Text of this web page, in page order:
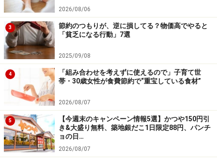
外食は、全くしない方がよいですが、我慢しすぎはスト
レスが溜まってしまいます。1カ月あたりの予算を3000
～5000円にするなど、自分なりのルール決めをしておく
ことをおすすめします。
●水道光熱費
単身世帯における1カ月の光熱費の平均は、電気代が
4737円、ガス代が3023円、上下水道料が2049円、それ
以外が416円となり、合計額は1万225円になります。
ただし、これは平均であり、季節ごとに変動がありま
2026/08/06
3
節約のつもりが、逆に損してる？物価高でやると
「貧乏になる行動」7選
2025/09/08
4
「組み合わせを考えずに使えるので」子育て世
帯・30歳女性が食費節約で“重宝している食材”
2026/08/07
5
【今週末のキャンペーン情報5選】かつや150円引
き&大盛り無料、築地銀だこ1日限定88円、パンチ
ョの日…
2026/08/07